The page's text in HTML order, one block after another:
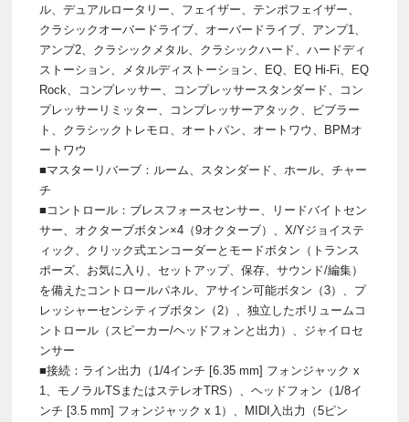
ル、デュアルロータリー、フェイザー、テンポフェイザー、
クラシックオーバードライブ、オーバードライブ、アンプ1、
アンプ2、クラシックメタル、クラシックハード、ハードディ
ストーション、メタルディストーション、EQ、EQ Hi-Fi、EQ
Rock、コンプレッサー、コンプレッサースタンダード、コン
プレッサーリミッター、コンプレッサーアタック、ビブラー
ト、クラシックトレモロ、オートパン、オートワウ、BPMオ
ートワウ
■マスターリバーブ：ルーム、スタンダード、ホール、チャー
チ
■コントロール：ブレスフォースセンサー、リードバイトセン
サー、オクターブボタン×4（9オクターブ）、X/Yジョイステ
ィック、クリック式エンコーダーとモードボタン（トランス
ポーズ、お気に入り、セットアップ、保存、サウンド/編集）
を備えたコントロールパネル、アサイン可能ボタン（3）、プ
レッシャーセンシティブボタン（2）、独立したボリュームコ
ントロール（スピーカー/ヘッドフォンと出力）、ジャイロセ
ンサー
■接続：ライン出力（1/4インチ [6.35 mm] フォンジャック x
1、モノラルTSまたはステレオTRS）、ヘッドフォン（1/8イ
ンチ [3.5 mm] フォンジャック x 1）、MIDI入出力（5ピン